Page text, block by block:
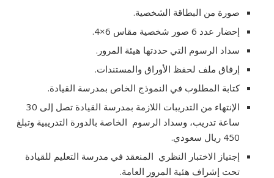
صورة من البطاقة الشخصية.
إحضار عدد 6 صور شخصية مقاس 6×4.
سداد الرسوم التي حددتها هيئة المرور.
إرفاق ملف لحفظ الأوراق والمستندات.
كتابة المطلوب في النموذج الخاص بمدرسة القيادة.
الإنتهاء من التدريبات اللازمة بمدرسة القيادة تصل إلى 30
ساعة تدريب، وسداد الرسوم الخاصة بالدورة التدريبية وتبلغ
450 ريال سعودي.
إجتياز الاختبار النظري المنعقد في مدرسة التعليم للقيادة
تحت إشراف هئية المرور العامة.